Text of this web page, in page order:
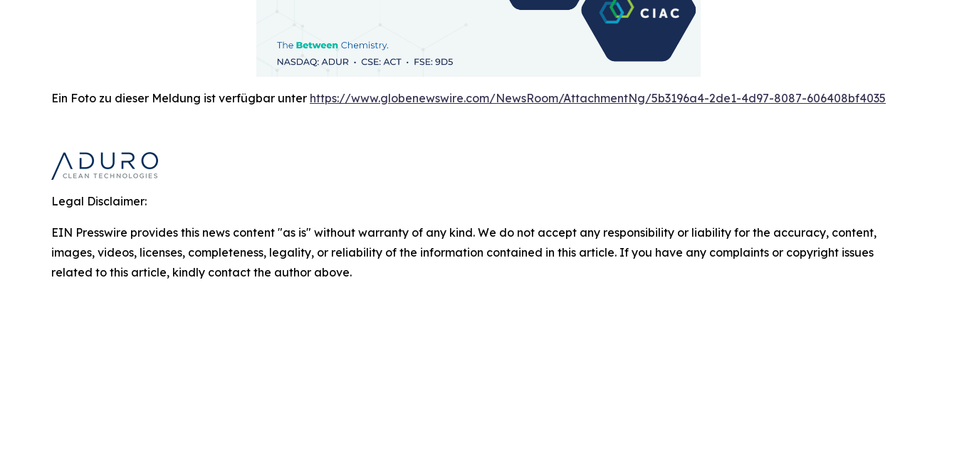
Ein Foto zu dieser Meldung ist verfügbar unter https://www.globenewswire.com/NewsRoom/AttachmentNg/5b3196a4-2de1-4d97-8087-606408bf4035
Legal Disclaimer:
EIN Presswire provides this news content "as is" without warranty of any kind. We do not accept any responsibility or liability for the accuracy, content,
images, videos, licenses, completeness, legality, or reliability of the information contained in this article. If you have any complaints or copyright issues
related to this article, kindly contact the author above.